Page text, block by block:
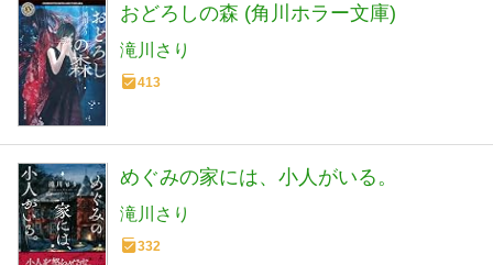
おどろしの森 (角川ホラー文庫)
滝川さり
413
めぐみの家には、小人がいる。
滝川さり
332